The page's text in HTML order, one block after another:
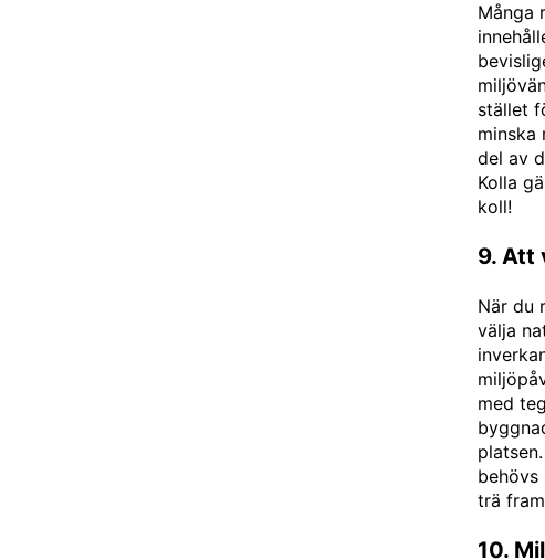
Många
stället
minska
del av
Kolla
koll!
9. Att
När du
välja
med
behövs
trä
10.